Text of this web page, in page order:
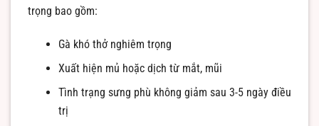
trọng bao gồm:
Gà khó thở nghiêm trọng
Xuất hiện mủ hoặc dịch từ mắt, mũi
Tình trạng sưng phù không giảm sau 3-5 ngày điều
trị